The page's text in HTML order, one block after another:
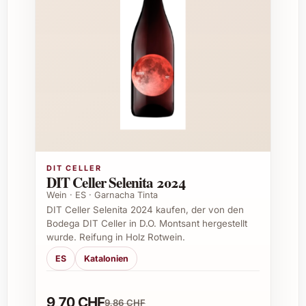
ausgezeichnete Trinkfreude und
Lagerfähigkeit verleihen. Ein wunderbarer
Wein für Liebhaber von charaktervollen, aber
dennoch zugänglichen Tropfen aus dem
Empfohlene Genussbereiche
wie Lamm, Rind oder Wild
Hervorragend zu herbstlichen und
winterlichen Speisen mit Pilzen und
Kräutern
Ideal auch zu gereiftem Käse, wie zum
Beispiel Comté oder Gruyère
Wunderbar solo als Meditationswein
oder zur gemütlichen Runde mit
DIT CELLER
DIT Celler Selenita 2024
Wein · ES · Garnacha Tinta
DIT Celler Selenita 2024 kaufen, der von den
Bodega DIT Celler in D.O. Montsant hergestellt
wurde. Reifung in Holz Rotwein.
ES Katalonien
9,70 CHF9,86 CHF